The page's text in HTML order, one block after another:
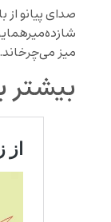
صدای پیانو از
میز
بیشتر